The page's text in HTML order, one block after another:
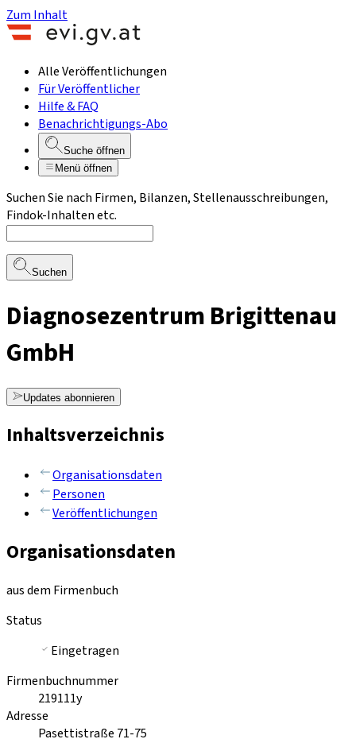
Zum Inhalt
Alle Veröffentlichungen
Für Veröffentlicher
Hilfe & FAQ
Benachrichtigungs-Abo
Suche öffnen
Menü öffnen
Suchen Sie nach Firmen, Bilanzen, Stellenausschreibungen,
Findok-Inhalten etc.
Suchen
Diagnosezentrum Brigittenau
GmbH
Updates abonnieren
Inhaltsverzeichnis
Organisationsdaten
Personen
Veröffentlichungen
Organisationsdaten
aus dem Firmenbuch
Status
Eingetragen
Firmenbuchnummer
219111y
Adresse
Pasettistraße 71-75